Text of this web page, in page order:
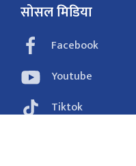
सोसल मिडिया
Facebook
Youtube
Tiktok